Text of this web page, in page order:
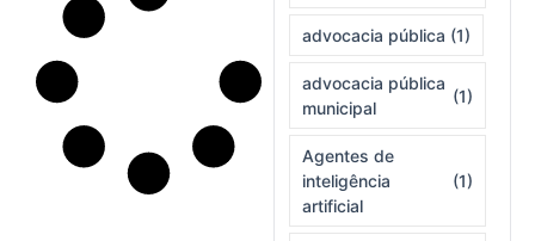
advocacia pública (1)
advocacia pública
municipal
(1)
Agentes de
inteligência
artificial
(1)